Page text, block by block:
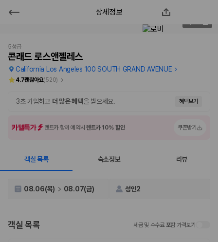
콘래드 로스앤젤레스
2000만 이용고객이 선택한 제주 렌트카 가격비교 플랫폼
제주렌트카 가격비교는 카모아에서 한 번에
제주도 렌트카는 업체마다 차량 가격, 보험 조건, 면책금, 보상 한도, 인수
장소, 취소 규정이 다릅니다. 카모아는 여러 제주 렌트카 업체의 조건을 한
업체별 가격비교:
제주 렌트카 업체별 실시간 예약 가능 차량과 요금
상세정보
5성급
콘래드 로스앤젤레스
California Los Angeles 100 SOUTH GRAND AVENUE
4.7괜찮아요(520)
3초 가입하고 더 많은 혜택을 받으세요. 혜택보기
카텔특가 렌트카 함께 예약시렌트카 10% 할인 쿠폰받기
객실 목록 숙소정보 리뷰
08.06(목) 08.07(금) 성인2
객실 목록 세금 및 수수료 포함 가격보기